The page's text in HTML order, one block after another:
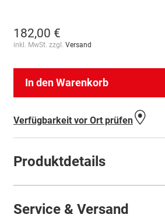
182,00 €
inkl. MwSt. zzgl. Versand
In den Warenkorb
Verfügbarkeit vor Ort prüfen
Produktdetails
Service & Versand